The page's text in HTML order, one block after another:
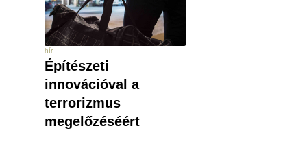
hír
Építészeti
innovációval a
terrorizmus
megelőzéséért